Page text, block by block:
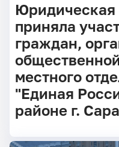
приняла
граждан,
местного
"Единая
районе г.